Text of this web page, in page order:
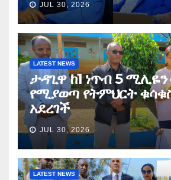
JUL 30, 2026
LATEST NEWS
ታዳጊዋ ከ1 ነጥብ 5 ሚሊዬን
የሚያወጣ የትምህርት
አደረገች
JUL 30, 2026
LATEST NEWS